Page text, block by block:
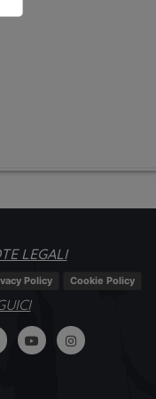
LEGALI
Policy Cookie Policy